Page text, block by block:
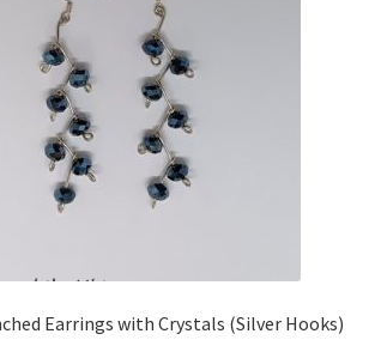
Earrings with Crystals (Silver Hooks)